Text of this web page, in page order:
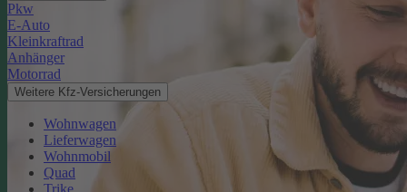
Pkw
E-Auto
Kleinkraftrad
Anhänger
Motorrad
Weitere Kfz-Versicherungen
Wohnwagen
Lieferwagen
Wohnmobil
Quad
Trike